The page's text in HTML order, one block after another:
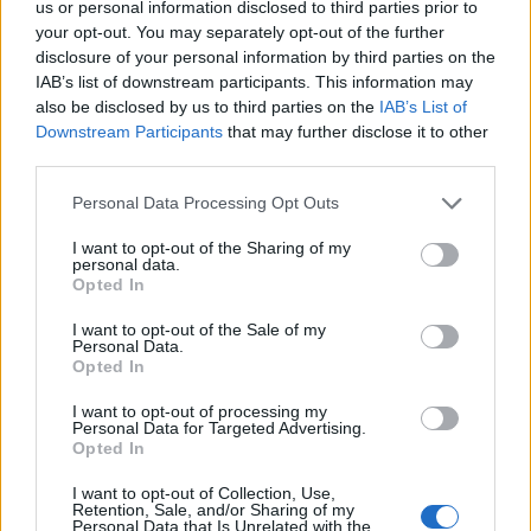
us or personal information disclosed to third parties prior to
your opt-out. You may separately opt-out of the further
disclosure of your personal information by third parties on the
IAB’s list of downstream participants. This information may
also be disclosed by us to third parties on the IAB’s List of
Downstream Participants that may further disclose it to other
Personal Data Processing Opt Outs
I want to opt-out of the Sharing of my
personal data.
Opted In
I want to opt-out of the Sale of my
Personal Data.
Opted In
I want to opt-out of processing my
Personal Data for Targeted Advertising.
Opted In
I want to opt-out of Collection, Use,
Retention, Sale, and/or Sharing of my
Personal Data that Is Unrelated with the
seduta di ieri,
accogliendo così la
richiesta avanzata
dall’Ufficio di zona…
dell’Agrimercato di
Campagna Amica a
Tortona in piazza
Gavino Lugano
23 Giugno 2018
CONDIVIDERE:
VALUTARE: